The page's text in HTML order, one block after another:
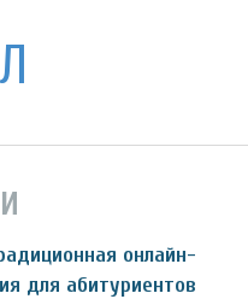
онлайн-
для абитуриентов